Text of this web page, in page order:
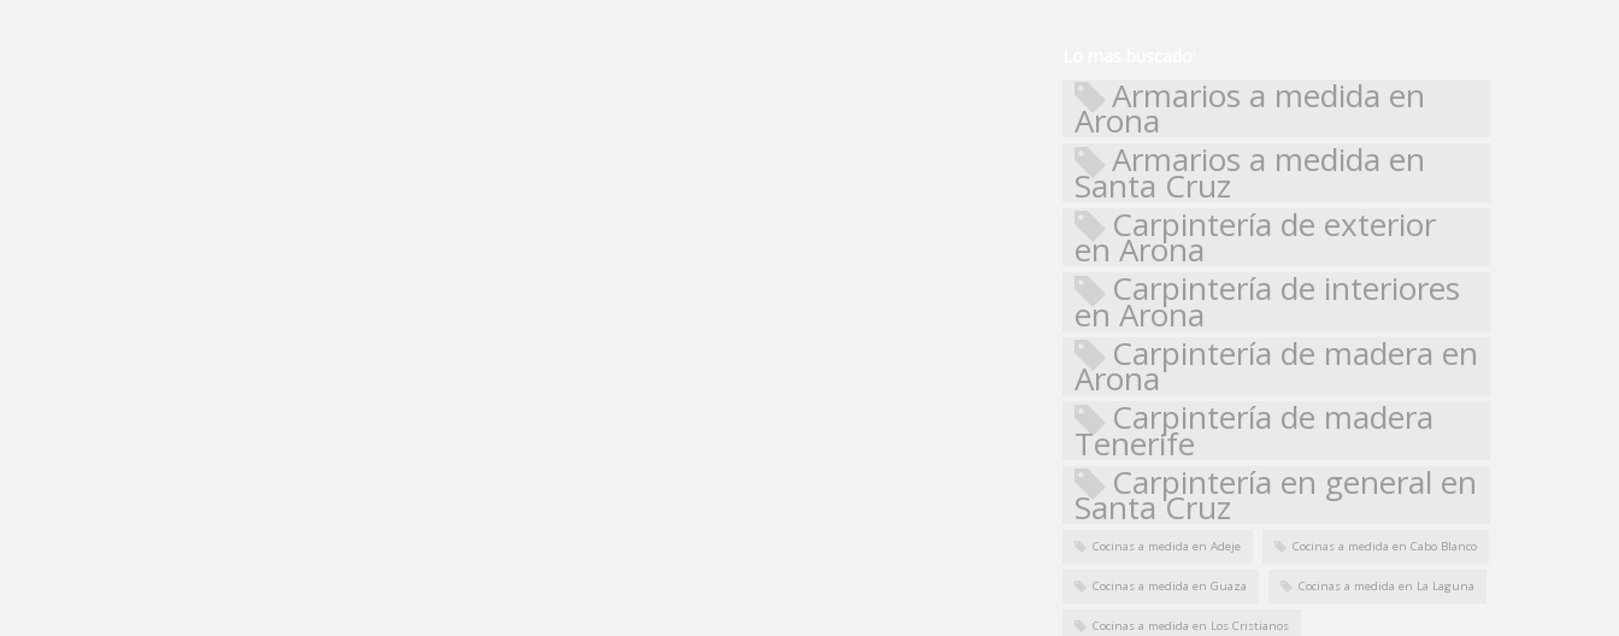
Armarios a medida en
Arona
Armarios a medida en
Santa Cruz
Carpintería de exterior
en Arona
Carpintería de interiores
en Arona
Carpintería de madera en
Arona
Carpintería de madera
Tenerife
Carpintería en general en
Santa Cruz
Cocinas a medida en Adeje Cocinas a medida en Cabo Blanco
Cocinas a medida en Guaza Cocinas a medida en La Laguna
Cocinas a medida en Los Cristianos